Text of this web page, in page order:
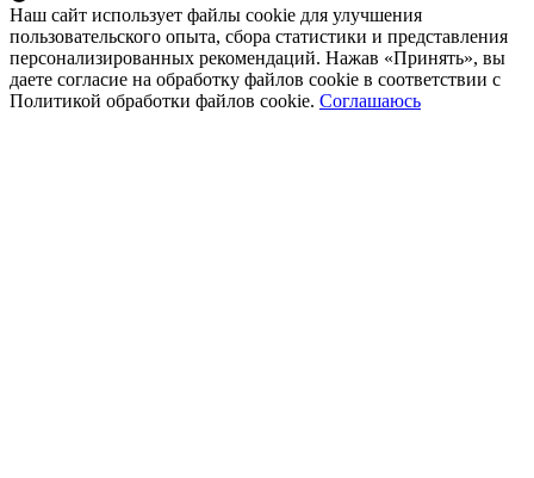
Наш сайт использует файлы cookie для улучшения
пользовательского опыта, сбора статистики и представления
персонализированных рекомендаций. Нажав «Принять», вы
даете согласие на обработку файлов cookie в соответствии с
Политикой обработки файлов cookie. Соглашаюсь